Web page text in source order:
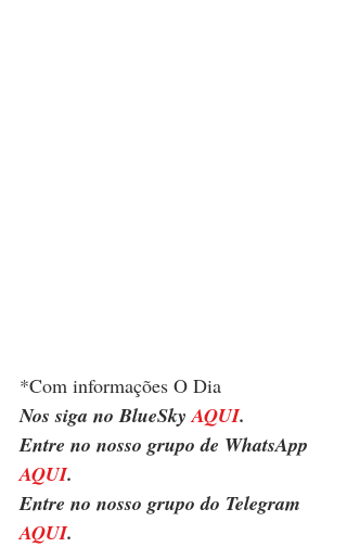
*Com informações O Dia
Nos siga no BlueSky AQUI.
Entre no nosso grupo de WhatsApp
AQUI.
Entre no nosso grupo do Telegram
AQUI.